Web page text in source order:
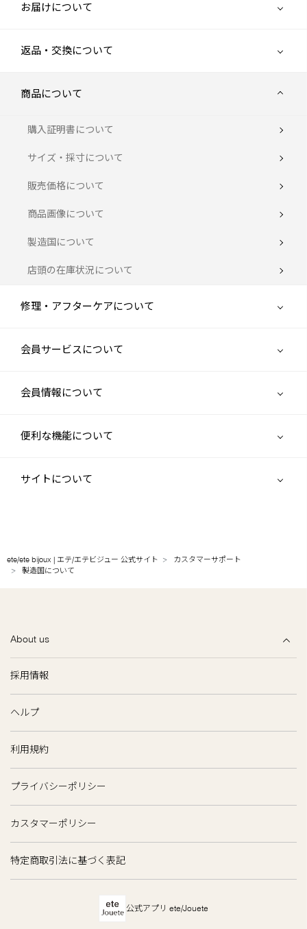
お届けについて
返品・交換について
商品について
購入証明書について
サイズ・採寸について
販売価格について
商品画像について
製造国について
店頭の在庫状況について
修理・アフターケアについて
会員サービスについて
会員情報について
便利な機能について
サイトについて
ete/ete bijoux | エテ/エテビジュー 公式サイト
カスタマーサポート
製造国について
About us
採用情報
ヘルプ
利用規約
プライバシーポリシー
カスタマーポリシー
特定商取引法に基づく表記
公式アプリ ete/Jouete